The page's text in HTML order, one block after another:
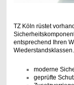
TZ Köln rüstet
entsprechend Ihren
Wiederstandsklassen.
moderne
geprüfte